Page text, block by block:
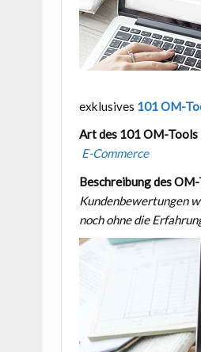
exklusives 101 OM-
Art des 101 OM-Tools
E-Commerce
Beschreibung des
Kundenbewertungen
noch ohne die